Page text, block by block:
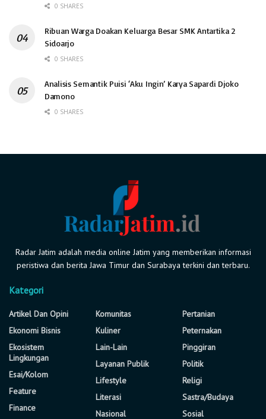
0 SHARES
Ribuan Warga Doakan Keluarga Besar SMK Antartika 2
Sidoarjo
0 SHARES
Analisis Semantik Puisi ‘Aku Ingin’ Karya Sapardi Djoko
Damono
0 SHARES
Radar Jatim adalah media online Jatim yang memberikan informasi
peristiwa dan berita Jawa Timur dan Surabaya terkini dan terbaru.
Kategori
Artikel Dan Opini
Ekonomi Bisnis
Ekosistem
Lingkungan
Esai/Kolom
Feature
Finance
Komunitas
Kuliner
Lain-Lain
Layanan Publik
Lifestyle
Literasi
Nasional
Pertanian
Peternakan
Pinggiran
Politik
Religi
Sastra/Budaya
Sosial